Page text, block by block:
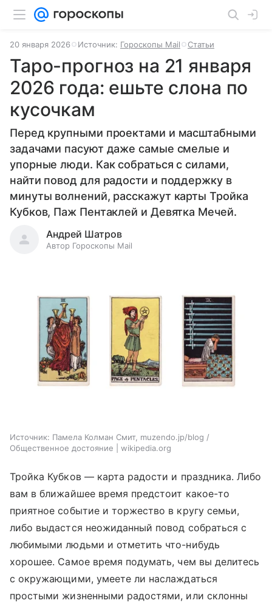
20 января 2026 Источник: Гороскопы Mail Статьи
Таро-прогноз на 21 января
2026 года: ешьте слона по
кусочкам
Перед крупными проектами и масштабными
задачами пасуют даже самые смелые и
упорные люди. Как собраться с силами,
найти повод для радости и поддержку в
минуты волнений, расскажут карты Тройка
Кубков, Паж Пентаклей и Девятка Мечей.
Андрей Шатров
Автор Гороскопы Mail
Источник: Памела Колман Смит, muzendo.jp/blog /
Общественное достояние | wikipedia.org
Тройка Кубков — карта радости и праздника. Либо
вам в ближайшее время предстоит какое-то
приятное событие и торжество в кругу семьи,
либо выдастся неожиданный повод собраться с
любимыми людьми и отметить что-нибудь
хорошее. Самое время подумать, чем вы делитесь
с окружающими, умеете ли наслаждаться
простыми жизненными радостями, или склонны